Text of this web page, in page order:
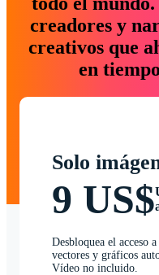
creadores y
creativos que
en
Solo
9 US$
Desbloquea el acceso
vectores y gráficos
Vídeo no incluido.